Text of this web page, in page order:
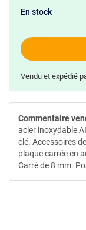
En stock
Vendu et expédié
Commentaire
acier inoxydable
clé. Accessoires
plaque carrée en
Carré de 8 mm.